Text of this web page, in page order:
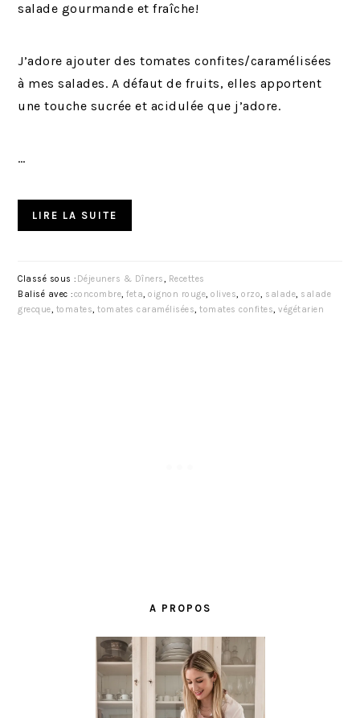
salade gourmande et fraîche!
J’adore ajouter des tomates confites/caramélisées
à mes salades. A défaut de fruits, elles apportent
une touche sucrée et acidulée que j’adore.
…
LIRE LA SUITE
Classé sous : Déjeuners & Dîners, Recettes
Balisé avec :concombre,feta,oignon rouge,olives,orzo, salade, salade
grecque, tomates,tomates caramélisées,tomates confites,végétarien
A PROPOS